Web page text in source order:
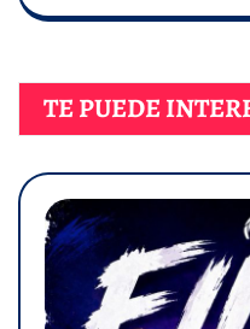
TE PUEDE